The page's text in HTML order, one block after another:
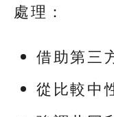
處理：
借助第三
從比較中